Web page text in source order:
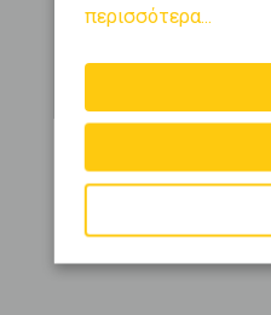
περισσότερα...